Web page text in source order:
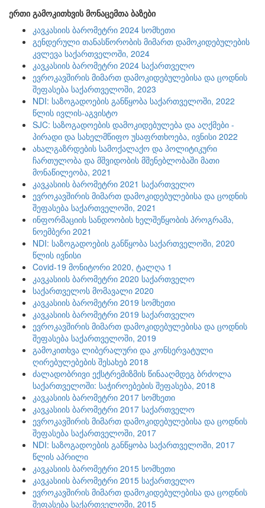
ერთი გამოკითხვის მონაცემთა ბაზები
კავკასიის ბარომეტრი 2024 სომხეთი
გენდერული თანასწორობის მიმართ დამოკიდებულების
კვლევა საქართველოში, 2024
კავკასიის ბარომეტრი 2024 საქართველო
ევროკავშირის მიმართ დამოკიდებულებისა და ცოდნის
შეფასება საქართველოში, 2023
NDI: საზოგადოების განწყობა საქართველოში, 2022
წლის ივლის-აგვისტო
SJC: საზოგადოების დამოკიდებულება და აღქმები -
პირადი და სახელმწიფო უსაფრთხოება, ივნისი 2022
ახალგაზრდების სამოქალაქო და პოლიტიკური
ჩართულობა და მშვიდობის მშენებლობაში მათი
მონაწილეობა, 2021
კავკასიის ბარომეტრი 2021 საქართველო
ევროკავშირის მიმართ დამოკიდებულებისა და ცოდნის
შეფასება საქართველოში, 2021
ინფორმაციის სანდოობის ხელშეწყობის პროგრამა,
ნოემბერი 2021
NDI: საზოგადოების განწყობა საქართველოში, 2020
წლის ივნისი
Covid-19 მონიტორი 2020, ტალღა 1
კავკასიის ბარომეტრი 2020 საქართველო
საქართველოს მომავალი 2020
კავკასიის ბარომეტრი 2019 სომხეთი
კავკასიის ბარომეტრი 2019 საქართველო
ევროკავშირის მიმართ დამოკიდებულებისა და ცოდნის
შეფასება საქართველოში, 2019
გამოკითხვა ლიბერალური და კონსერვატული
ღირებულებების შესახებ 2018
ძალადობრივი ექსტრემიზმის წინააღმდეგ ბრძოლა
საქართველოში: საჭიროებების შეფასება, 2018
კავკასიის ბარომეტრი 2017 სომხეთი
კავკასიის ბარომეტრი 2017 საქართველო
ევროკავშირის მიმართ დამოკიდებულებისა და ცოდნის
შეფასება საქართველოში, 2017
NDI: საზოგადოების განწყობა საქართველოში, 2017
წლის აპრილი
კავკასიის ბარომეტრი 2015 სომხეთი
კავკასიის ბარომეტრი 2015 საქართველო
ევროკავშირის მიმართ დამოკიდებულებისა და ცოდნის
შეფასება საქართველოში, 2015